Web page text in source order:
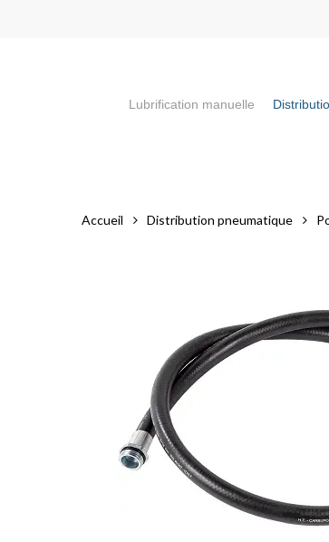
Lubrification manuelle
Accueil Distribution pneumatique